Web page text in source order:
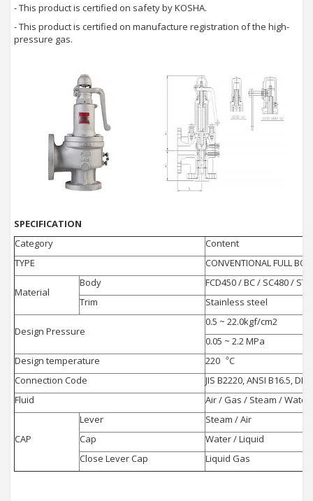
- This product is certified on safety by KOSHA.
- This product is certified on manufacture registration of the high-
pressure gas.
SPECIFICATION
Category
Content
TYPE
CONVENTIONAL FULL
Material
Body
FCD450 / BC / SC480 /
Trim
Stainless steel
Design Pressure
0.5 ~ 22.0kgf/cm2
0.05 ~ 2.2 MPa
Design temperature
220︒C
Connection Code
JIS B2220, ANSI B16.5,
Fluid
Air / Gas / Steam / Water
CAP
Lever
Steam / Air
Cap
Water / Liquid
Close Lever Cap
Liquid Gas